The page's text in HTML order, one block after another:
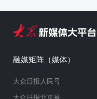
融媒矩阵（媒体）
大众日报人民号